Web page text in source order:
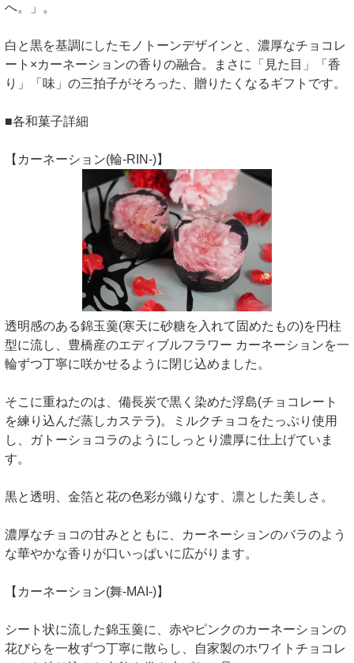
へ。」。
白と黒を基調にしたモノトーンデザインと、濃厚なチョコレ
ート×カーネーションの香りの融合。まさに「見た目」「香
り」「味」の三拍子がそろった、贈りたくなるギフトです。
■各和菓子詳細
【カーネーション(輪-RIN-)】
透明感のある錦玉羹(寒天に砂糖を入れて固めたもの)を円柱
型に流し、豊橋産のエディブルフラワー カーネーションを一
輪ずつ丁寧に咲かせるように閉じ込めました。
そこに重ねたのは、備長炭で黒く染めた浮島(チョコレート
を練り込んだ蒸しカステラ)。ミルクチョコをたっぷり使用
し、ガトーショコラのようにしっとり濃厚に仕上げていま
す。
黒と透明、金箔と花の色彩が織りなす、凛とした美しさ。
濃厚なチョコの甘みとともに、カーネーションのバラのよう
な華やかな香りが口いっぱいに広がります。
【カーネーション(舞-MAI-)】
シート状に流した錦玉羹に、赤やピンクのカーネーションの
花びらを一枚ずつ丁寧に散らし、自家製のホワイトチョコレ